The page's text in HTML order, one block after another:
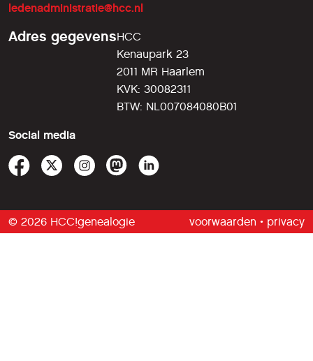
ledenadministratie@hcc.nl
Adres gegevensHCC
Kenaupark 23
2011 MR Haarlem
KVK: 30082311
BTW: NL007084080B01
Social media
© 2026 HCC!genealogie voorwaarden • privacy